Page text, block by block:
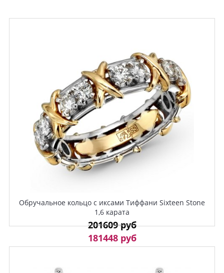
Обручальное кольцо с иксами Тиффани Sixteen Stone
1,6 карата
201609 руб
181448 руб